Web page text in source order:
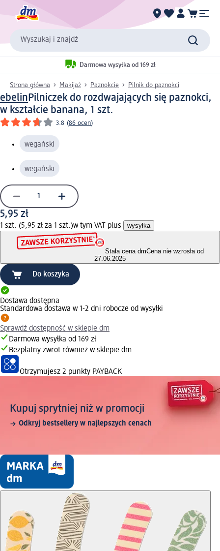
Wyszukaj i znajdź
Darmowa wysyłka od 169 zł
Strona główna Makijaż Paznokcie Pilnik do paznokci
ebelinPilniczek do rozdwajających się paznokci,
w kształcie banana, 1 szt.
3.8 (86 ocen)
wegański
wegański
5,95 zł
1 szt. (5,95 zł za 1 szt.)w tym VAT plus wysyłka
Stała cena dmCena nie wzrosła od
27.06.2025
Do koszyka
Dostawa dostępna
Standardowa dostawa w 1-2 dni robocze od wysyłki
Sprawdź dostępność w sklepie dm
Darmowa wysyłka od 169 zł
Bezpłatny zwrot również w sklepie dm
Otrzymujesz 2 punkty PAYBACK
Kupuj sprytniej niż w promocji
Odkryj bestsellery w najlepszych cenach